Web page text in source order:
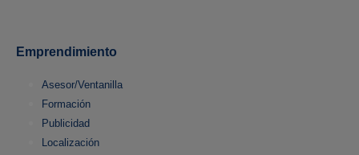
Emprendimiento
Asesor/Ventanilla
Formación
Publicidad
Localización